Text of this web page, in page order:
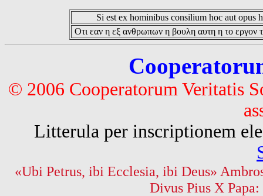
Si est ex hominibus consilium hoc aut opus
Οτι εαν η εξ ανθρωπων η βουλη αυτη η το εργον
© 2006 Cooperatorum Veritatis
Litterula per inscriptionem
«Ubi Petrus, ibi Ecclesia, ibi Deus»
Divus Pius X Papa: